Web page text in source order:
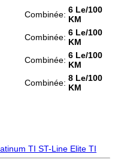
Combinée: 6 Le/100
KM
Combinée: 6 Le/100
KM
Combinée: 6 Le/100
KM
Combinée: 8 Le/100
KM
TI ST-Line Elite TI